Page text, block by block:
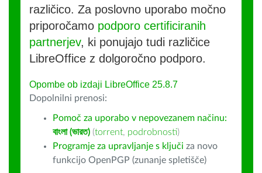
različico. Za poslovno uporabo močno
priporočamo podporo certificiranih
partnerjev, ki ponujajo tudi različice
LibreOffice z dolgoročno podporo.
Opombe ob izdaji LibreOffice 25.8.7
Dopolnilni prenosi:
Pomoč za uporabo v nepovezanem načinu:
বাংলা (ভারত) (torrent, podrobnosti)
Programje za upravljanje s ključi za novo
funkcijo OpenPGP (zunanje spletišče)